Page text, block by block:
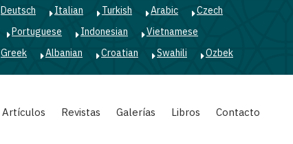
Deutsch Italian Turkish Arabic
Czech
Portuguese Indonesian
Vietnamese
Greek Albanian Croatian Swahili Ozbek
Artículos Revistas Galerías Libros Contacto